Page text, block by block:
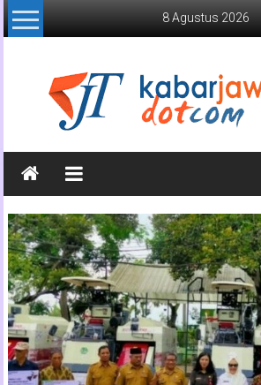
Lompat
ke
8 Agustus 2026
Kabar
Jawa
Timur
Media
Online
Jawa
Timur